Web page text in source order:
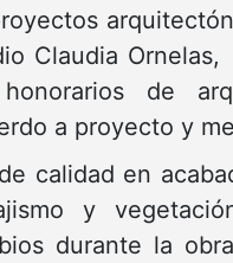
Claudia
de
a proyecto y
calidad en
y
durante la